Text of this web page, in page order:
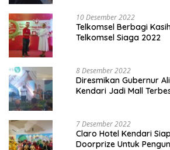
10 Desember 2022
Telkomsel Berbagi
Telkomsel Siaga 2022
8 Desember 2022
Diresmikan Gubernur
Kendari Jadi Mall
7 Desember 2022
Claro Hotel Kendari
Doorprize Untuk